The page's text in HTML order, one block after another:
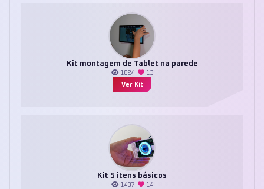
Kit montagem de Tablet na parede
1824
13
Ver Kit
Kit 5 itens básicos
1437
14